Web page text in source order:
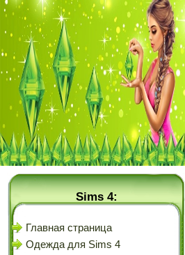
Sims 4:
Главная страница
Одежда для Sims 4